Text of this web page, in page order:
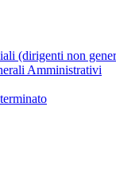
(dirigenti non
Amministrativi